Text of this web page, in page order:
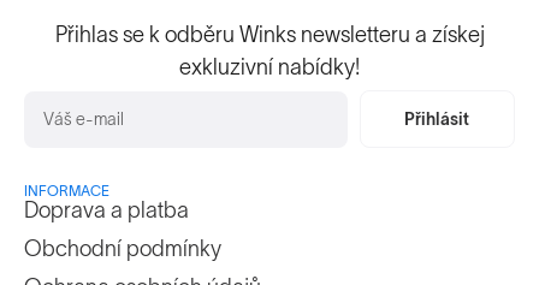
Přihlas se k odběru Winks newsletteru a získej
exkluzivní nabídky!
Přihlásit
INFORMACE
Doprava a platba
Obchodní podmínky